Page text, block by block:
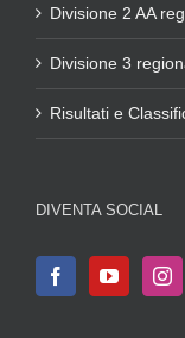
Divisione 2 AA
Divisione 3
Risultati e
DIVENTA SOCIAL